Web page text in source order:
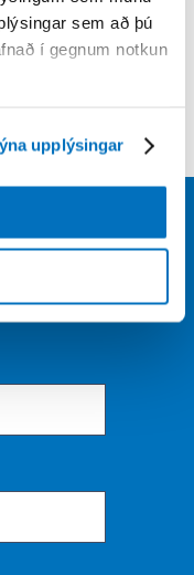
sem að þú
í gegnum notkun
upplýsingar